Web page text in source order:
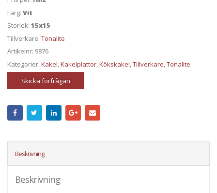
Farg: Vit
Storlek: 15x15
Tillverkare: Tonalite
Artikelnr: 9876
Kategorier: Kakel Kakelplattor Kökskakel Tillverkare Tonalite
Skicka förfrågan
Beskrivning
Beskrivning